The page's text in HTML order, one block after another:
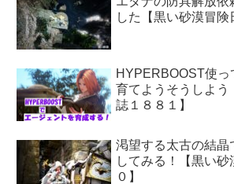
した【黒い砂漠冒険
HYPERBOOST使
育てようそうしよう
誌１８８１】
渇望する太古の結晶
してみる！【黒い砂
０】